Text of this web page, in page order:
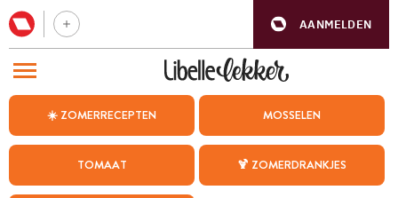
AANMELDEN
☀️ ZOMERRECEPTEN MOSSELEN
TOMAAT 🍹 ZOMERDRANKJES
BEZOEK ONZE ANDERE WEBSITES
WEEKMENU